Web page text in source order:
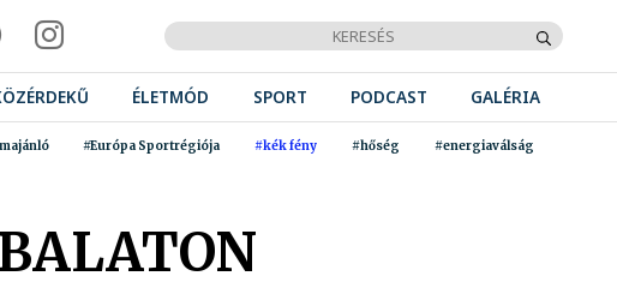
ÉLETMÓD SPORT PODCAST GALÉRIA
#Európa Sportrégiója #kék fény #hőség #energiaválság